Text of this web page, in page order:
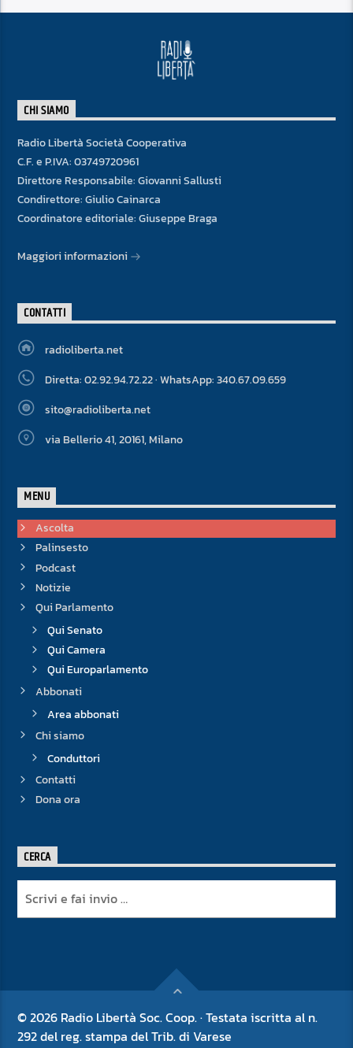
CHI SIAMO
Radio Libertà Società Cooperativa
C.F. e P.IVA: 03749720961
Direttore Responsabile: Giovanni Sallusti
Condirettore: Giulio Cainarca
Coordinatore editoriale: Giuseppe Braga
Maggiori informazioni
CONTATTI
radioliberta.net
Diretta: 02.92.94.72.22 · WhatsApp: 340.67.09.659
sito@radioliberta.net
via Bellerio 41, 20161, Milano
MENU
Ascolta
Palinsesto
Podcast
Notizie
Qui Parlamento
Qui Senato
Qui Camera
Qui Europarlamento
Abbonati
Area abbonati
Chi siamo
Conduttori
Contatti
Dona ora
CERCA
© 2026 Radio Libertà Soc. Coop. · Testata iscritta al n.
292 del reg. stampa del Trib. di Varese